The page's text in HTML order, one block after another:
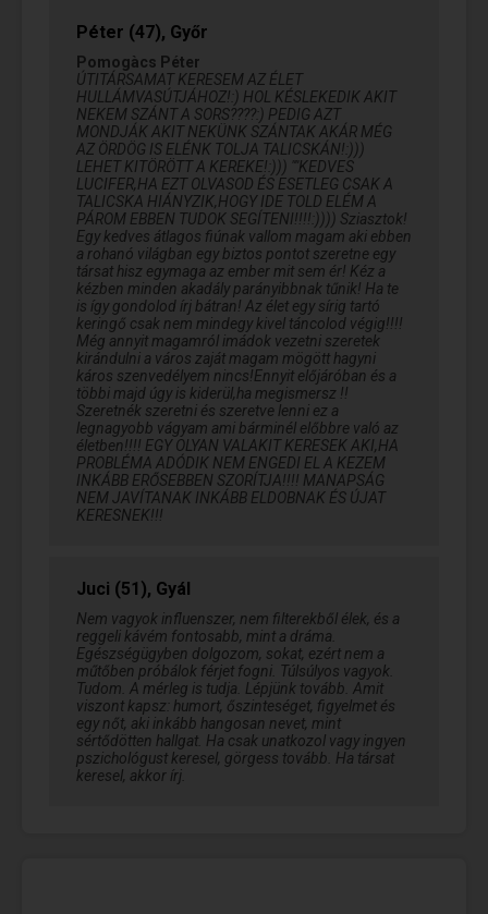
Péter (47), Győr
Pomogàcs Péter
ÚTITÁRSAMAT KERESEM AZ ÉLET
HULLÁMVASÚTJÁHOZ!:) HOL KÉSLEKEDIK AKIT
NEKEM SZÁNT A SORS????:) PEDIG AZT
MONDJÁK AKIT NEKÜNK SZÁNTAK AKÁR MÉG
AZ ÖRDÖG IS ELÉNK TOLJA TALICSKÁN!:)))
LEHET KITÖRÖTT A KEREKE!:))) ""KEDVES
LUCIFER,HA EZT OLVASOD ÉS ESETLEG CSAK A
TALICSKA HIÁNYZIK,HOGY IDE TOLD ELÉM A
PÁROM EBBEN TUDOK SEGÍTENI!!!!:)))) Sziasztok!
Egy kedves átlagos fiúnak vallom magam aki ebben
a rohanó világban egy biztos pontot szeretne egy
társat hisz egymaga az ember mit sem ér! Kéz a
kézben minden akadály parányibbnak tűnik! Ha te
is így gondolod írj bátran! Az élet egy sírig tartó
keringő csak nem mindegy kivel táncolod végig!!!!
Még annyit magamról imádok vezetni szeretek
kirándulni a város zaját magam mögött hagyni
káros szenvedélyem nincs!Ennyit előjáróban és a
többi majd úgy is kiderül,ha megismersz !!
Szeretnék szeretni és szeretve lenni ez a
legnagyobb vágyam ami bárminél előbbre való az
életben!!!! EGY OLYAN VALAKIT KERESEK AKI,HA
PROBLÉMA ADÓDIK NEM ENGEDI EL A KEZEM
INKÁBB ERŐSEBBEN SZORÍTJA!!!! MANAPSÁG
NEM JAVÍTANAK INKÁBB ELDOBNAK ÉS ÚJAT
KERESNEK!!!
Juci (51), Gyál
Nem vagyok influenszer, nem filterekből élek, és a
reggeli kávém fontosabb, mint a dráma.
Egészségügyben dolgozom, sokat, ezért nem a
műtőben próbálok férjet fogni. Túlsúlyos vagyok.
Tudom. A mérleg is tudja. Lépjünk tovább. Amit
viszont kapsz: humort, őszinteséget, figyelmet és
egy nőt, aki inkább hangosan nevet, mint
sértődötten hallgat. Ha csak unatkozol vagy ingyen
pszichológust keresel, görgess tovább. Ha társat
keresel, akkor írj.